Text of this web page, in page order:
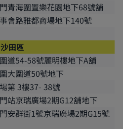
青海圍置樂花園地下68號舖
會路雅都商場地下140號
沙田區
道54-58號麗明樓地下A舖
大圍道50號地下
第 3樓37- 38號
站京瑞廣場2期G12舖地下
安群街1號京瑞廣場2期G15號